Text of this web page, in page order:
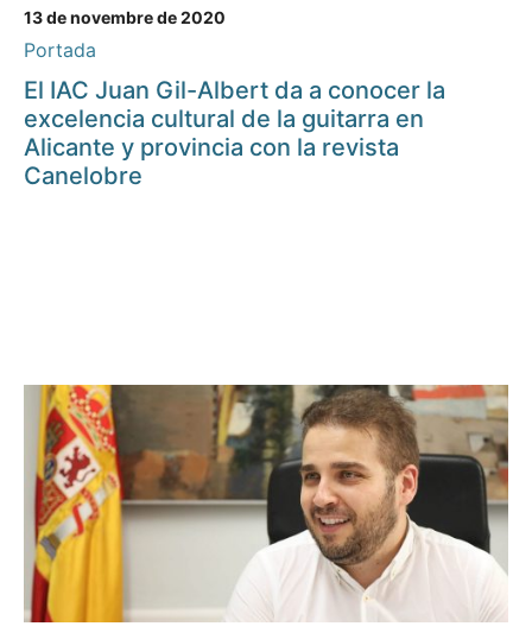
13 de novembre de 2020
Portada
El IAC Juan Gil-Albert da a conocer la
excelencia cultural de la guitarra en
Alicante y provincia con la revista
Canelobre